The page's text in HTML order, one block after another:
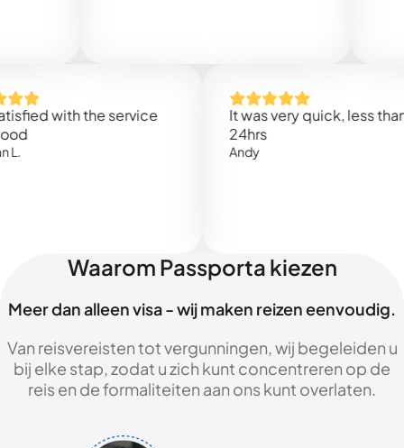
with the service
It was very quick, less than
Waarom Passporta kiezen
Meer dan alleen visa - wij maken reizen eenvoudig.
Van reisvereisten tot vergunningen, wij begeleiden u
bij elke stap, zodat u zich kunt concentreren op de
reis en de formaliteiten aan ons kunt overlaten.